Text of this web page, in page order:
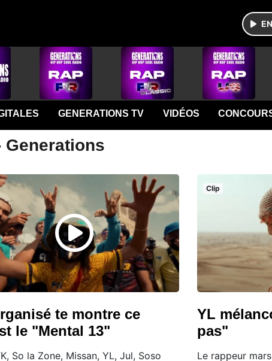
GENERATIONS TV VIDÉOS
Generations
te montre ce
le "Mental 13"
So la Zone, Missan, YL, Jul, Soso
Clip
YL
pas"
Le rappeur